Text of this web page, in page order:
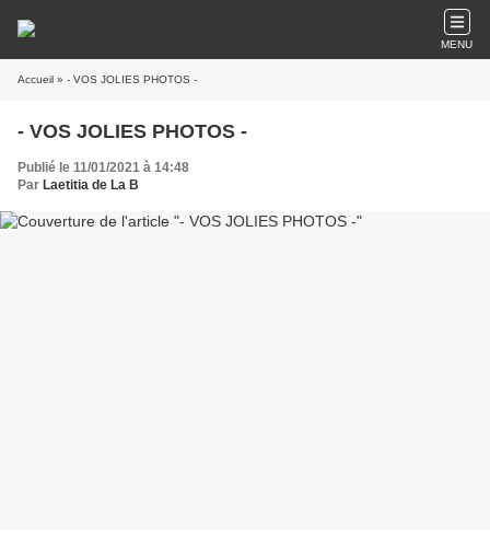
MENU
Accueil » - VOS JOLIES PHOTOS -
- VOS JOLIES PHOTOS -
Publié le 11/01/2021 à 14:48
Par Laetitia de La B